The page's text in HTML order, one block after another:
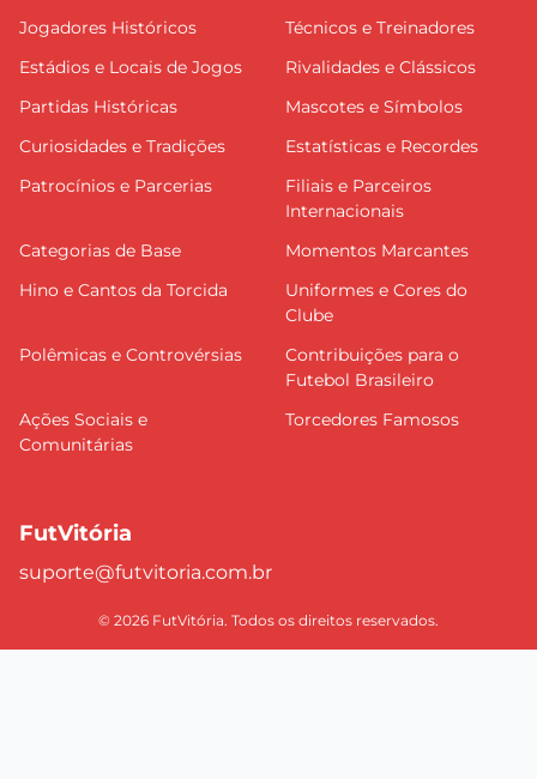
Jogadores Históricos
Técnicos e Treinadores
Estádios e Locais de Jogos
Rivalidades e Clássicos
Partidas Históricas
Mascotes e Símbolos
Curiosidades e Tradições
Estatísticas e Recordes
Patrocínios e Parcerias
Filiais e Parceiros
Internacionais
Categorias de Base
Momentos Marcantes
Hino e Cantos da Torcida
Uniformes e Cores do
Clube
Polêmicas e Controvérsias
Contribuições para o
Futebol Brasileiro
Ações Sociais e
Comunitárias
Torcedores Famosos
FutVitória
suporte@futvitoria.com.br
© 2026 FutVitória. Todos os direitos reservados.